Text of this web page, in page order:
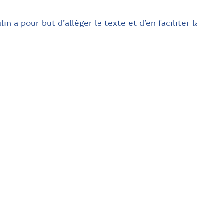
a pour but d’alléger le texte et d’en faciliter